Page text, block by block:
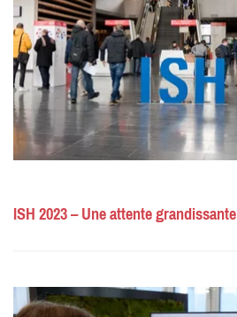
ISH 2023 – Une attente grandissante